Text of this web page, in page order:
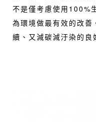
不是僅考慮使用100%
為環境做最有效的改善
續、又減碳減汙染的良